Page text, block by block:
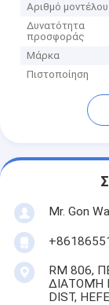
Αριθμό μοντέλου
Δυνατότητα
προσφοράς
Μάρκα
Πιστοποίηση
Mr. Gon
RM 806,
ΔΙΑΤΟΜΉ
DIST,